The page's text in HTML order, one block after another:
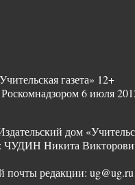
газета» 12+
6 июля
дом
ЧУДИН Никита
почты редакции: ug@ug.ru